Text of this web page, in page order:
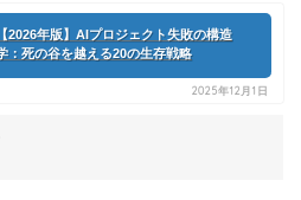
【2026年版】AIプロジェクト失敗の構造
：死の谷を越える20の生存戦略
2025年12月1日